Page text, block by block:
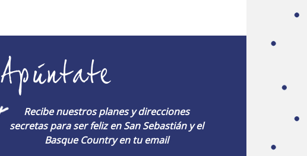
Apúntate
Recibe nuestros planes y direcciones
secretas para ser feliz en San Sebastián y el
Basque Country en tu email